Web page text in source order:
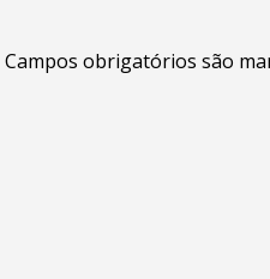
Campos obrigatórios são